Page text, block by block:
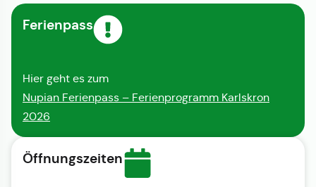
Ferienpass
Hier geht es zum
Nupian Ferienpass – Ferienprogramm Karlskron
2026
Öffnungszeiten